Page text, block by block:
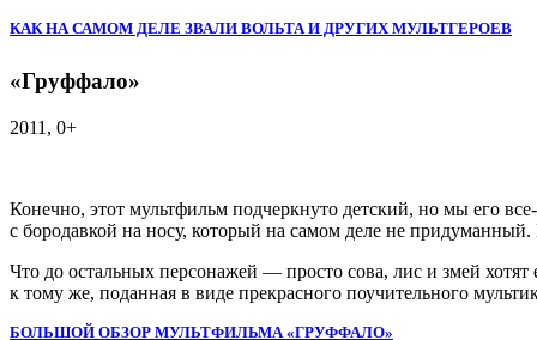
КАК НА САМОМ ДЕЛЕ ЗВАЛИ ВОЛЬТА И ДРУГИХ МУЛЬТГЕРОЕВ
«Груффало»
2011, 0+
Конечно, этот мультфильм подчеркнуто детский, но мы его
с бородавкой на носу, который на самом деле не придуманный.
Что до остальных персонажей — просто сова, лис и змей
к тому же, поданная в виде прекрасного поучительного
БОЛЬШОЙ ОБЗОР МУЛЬТФИЛЬМА «ГРУФФАЛО»